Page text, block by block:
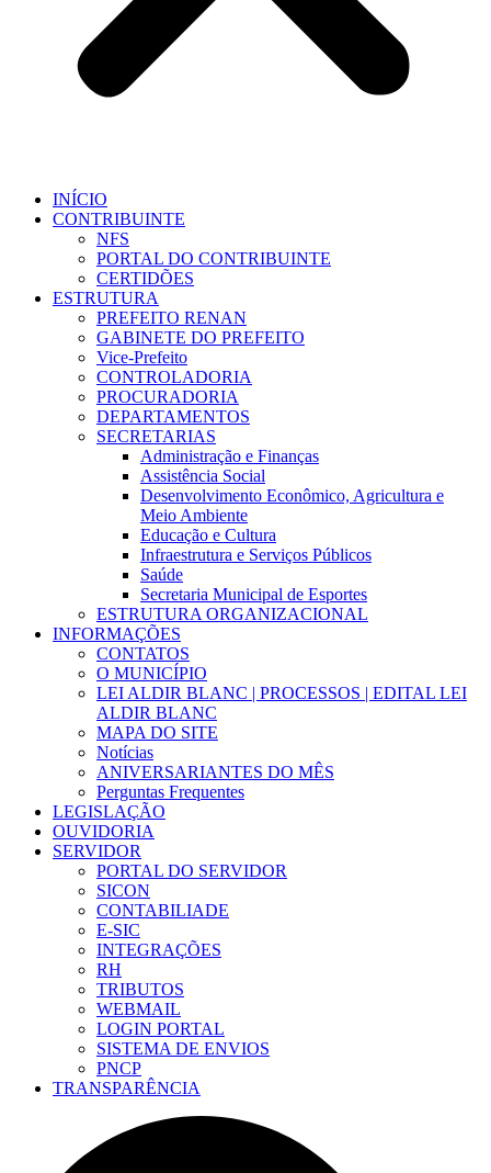
INÍCIO
CONTRIBUINTE
NFS
PORTAL DO CONTRIBUINTE
CERTIDÕES
ESTRUTURA
PREFEITO RENAN
GABINETE DO PREFEITO
Vice-Prefeito
CONTROLADORIA
PROCURADORIA
DEPARTAMENTOS
SECRETARIAS
Administração e Finanças
Assistência Social
Desenvolvimento Econômico, Agricultura e
Meio Ambiente
Educação e Cultura
Infraestrutura e Serviços Públicos
Saúde
Secretaria Municipal de Esportes
ESTRUTURA ORGANIZACIONAL
INFORMAÇÕES
CONTATOS
O MUNICÍPIO
LEI ALDIR BLANC | PROCESSOS | EDITAL LEI
ALDIR BLANC
MAPA DO SITE
Notícias
ANIVERSARIANTES DO MÊS
Perguntas Frequentes
LEGISLAÇÃO
OUVIDORIA
SERVIDOR
PORTAL DO SERVIDOR
SICON
CONTABILIADE
E-SIC
INTEGRAÇÕES
RH
TRIBUTOS
WEBMAIL
LOGIN PORTAL
SISTEMA DE ENVIOS
PNCP
TRANSPARÊNCIA